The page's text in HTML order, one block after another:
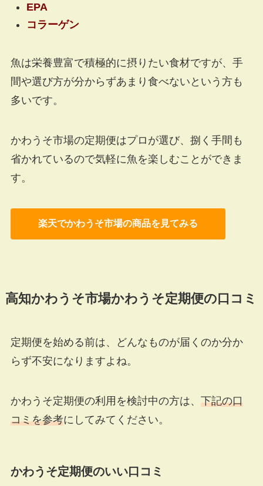
EPA
コラーゲン
魚は栄養豊富で積極的に摂りたい食材ですが、 手
間や選び方が分からずあまり食べないという方も
多いです。
かわうそ市場の定期便はプロが選び、捌く手間も
省かれているので気軽に魚を楽しむことができま
す。
楽天でかわうそ市場の商品を見てみる
高知かわうそ市場かわうそ定期便の口コミ
定期便を始める前は、
どんなものが届くのか分か
らず不安になりますよね。
かわうそ定期便の利用を検討中の方は、 下記の口
コミを参考にしてみてください。
かわうそ定期便のいい口コミ